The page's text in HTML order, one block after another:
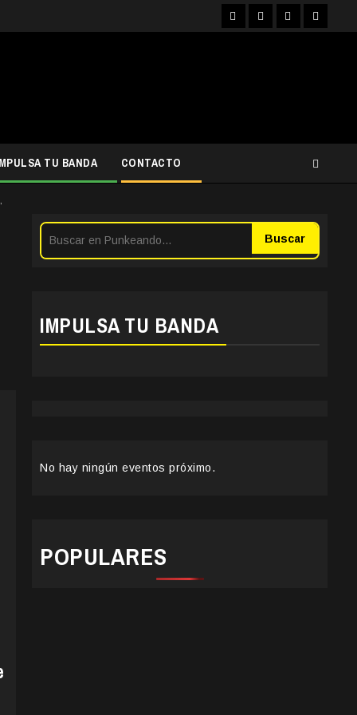
FacebookInstagram
YouTubeTwitter
TU BANDA CONTACTO
Buscar
IMPULSA TU BANDA
No hay ningún eventos próximo.
POPULARES